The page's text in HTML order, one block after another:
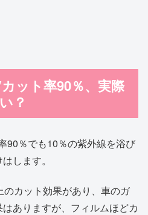
ット率90％、実際
？
90％でも10％の紫外線を浴び
します。
カット効果があり、車のガ
ありますが、フィルムほどカ